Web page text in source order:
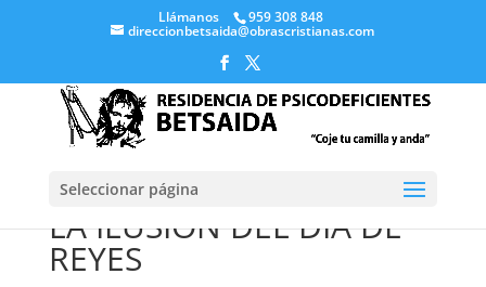
Llámanos 959 308 848
direccionbetsaida@obrascristianas.com
Seleccionar página
LA ILUSIÓN DEL DÍA DE
REYES